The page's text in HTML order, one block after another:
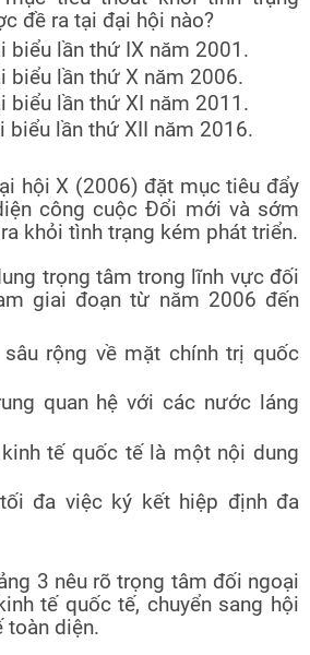
đề ra tại đại hội nào?
biểu lần thứ IX năm 2001.
biểu lần thứ X năm 2006.
biểu lần thứ XI năm 2011.
biểu lần thứ XII năm 2016.
hội X (2006) đặt mục tiêu đẩy
công cuộc Đổi mới và sớm
khỏi tình trạng kém phát triển.
trọng tâm trong lĩnh vực đối
giai đoạn từ năm 2006 đến
rộng về mặt chính trị quốc
quan hệ với các nước láng
tế quốc tế là một nội dung
đa việc ký kết hiệp định đa
3 nêu rõ trọng tâm đối ngoại
tế quốc tế, chuyển sang hội
toàn diện.